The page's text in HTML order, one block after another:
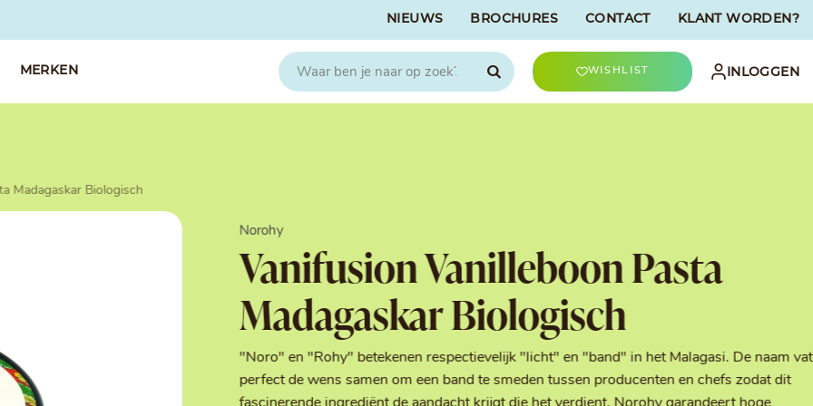
NIEUWS BROCHURES CONTACT KLANT WORDEN?
Kleurstoffen
Koud Gekonfijt
Noten & Zaden
Smaakstoffen
Suikers & Zout
Texturizers
Halloween Decoratie
Kerst Decoratie
Kleuren van Patisserie
Liefde Decoratie
Parels, Hagelslag &
Shavings
Tijdloze Decoratie
MERKEN  WISHLIST INLOGGEN
Madagaskar Biologisch
Norohy
Vanifusion Vanilleboon Pasta
Madagaskar Biologisch
"Noro" en "Rohy" betekenen respectievelijk "licht" en "band" in het Malagasi. De naam vat
perfect de wens samen om een band te smeden tussen producenten en chefs zodat dit